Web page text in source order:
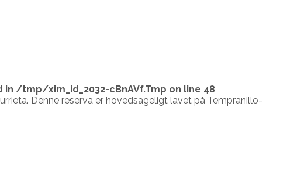
in /tmp/xim_id_2032-cBnAVf.Tmp on line 48
Denne reserva er hovedsageligt lavet på Tempranillo-